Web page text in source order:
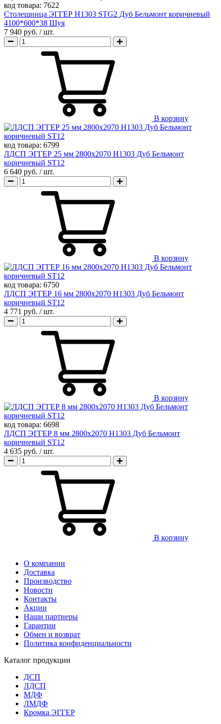
код товара: 7622
Столешница ЭГГЕР H1303 STG2 Дуб Бельмонт коричневый
4100*600*38 Шуя
7 940 руб. / шт.
В корзину
код товара: 6799
ЛДСП ЭГГЕР 25 мм 2800х2070 H1303 Дуб Бельмонт
коричневый ST12
6 640 руб. / шт.
В корзину
код товара: 6750
ЛДСП ЭГГЕР 16 мм 2800х2070 H1303 Дуб Бельмонт
коричневый ST12
4 771 руб. / шт.
В корзину
код товара: 6698
ЛДСП ЭГГЕР 8 мм 2800х2070 H1303 Дуб Бельмонт
коричневый ST12
4 635 руб. / шт.
В корзину
О компании
Доставка
Производство
Новости
Контакты
Акции
Наши партнеры
Гарантии
Обмен и возврат
Политика конфиденциальности
Каталог продукции
ДСП
ЛДСП
МДФ
ЛМДФ
Кромка ЭГГЕР